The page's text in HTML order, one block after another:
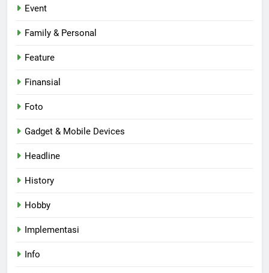
Event
Family & Personal
Feature
Finansial
Foto
Gadget & Mobile Devices
Headline
History
Hobby
Implementasi
Info